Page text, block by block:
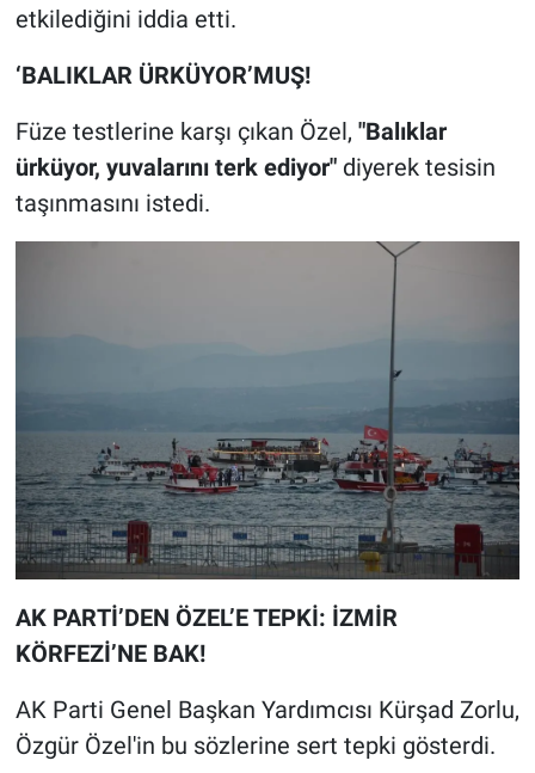
etkilediğini iddia etti.
‘BALIKLAR ÜRKÜYOR’MUŞ!
Füze testlerine karşı çıkan Özel, "Balıklar
ürküyor, yuvalarını terk ediyor"diyerek tesisin
taşınmasını istedi.
AK PARTİ’DEN ÖZEL’E TEPKİ: İZMİR
KÖRFEZİ’NE BAK!
AK Parti Genel Başkan Yardımcısı Kürşad Zorlu,
Özgür Özel'in bu sözlerine sert tepki gösterdi.